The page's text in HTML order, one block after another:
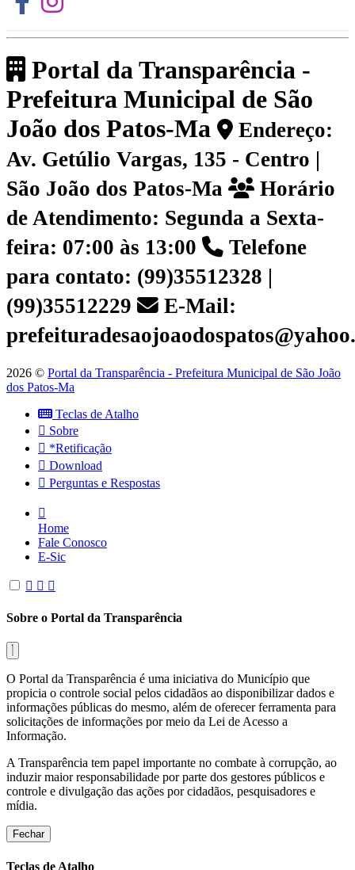
Portal da Transparência -
Prefeitura Municipal de São
João dos Patos-Ma
Endereço:
Av. Getúlio Vargas, 135 - Centro |
São João dos Patos-Ma
Horário
de Atendimento: Segunda a Sexta-
feira: 07:00 às 13:00
Telefone
para contato: (99)35512328 |
(99)35512229
E-Mail:
2026 © Portal da Transparência - Prefeitura Municipal de São João
dos Patos-Ma
Teclas de Atalho
Sobre
*Retificação
Download
Perguntas e Respostas
Home
Fale Conosco
E-Sic
Sobre o Portal da Transparência
O Portal da Transparência é uma iniciativa do Município que
propicia o controle social pelos cidadãos ao disponibilizar dados e
informações públicas do mesmo, além de oferecer ferramenta para
solicitações de informações por meio da Lei de Acesso a
Informação.
A Transparência tem papel importante no combate à corrupção, ao
induzir maior responsabilidade por parte dos gestores públicos e
controle e divulgação das ações por cidadãos, pesquisadores e
mídia.
Fechar
Teclas de Atalho